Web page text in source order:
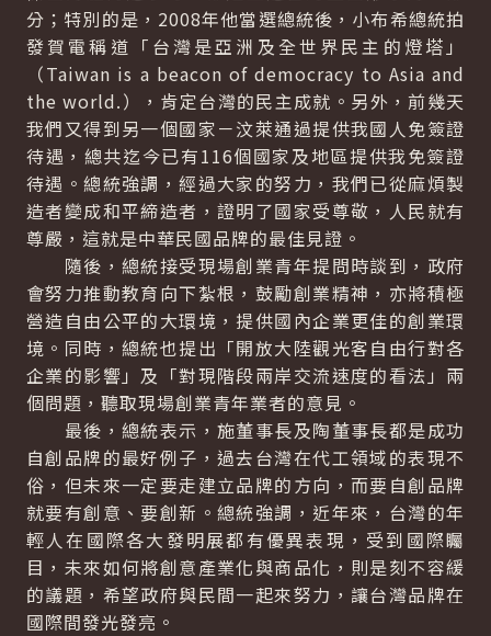
分；特別的是，2008年他當選總統後，小布希總統拍
發賀電稱道「台灣是亞洲及全世界民主的燈塔」
（Taiwan is a beacon of democracy to Asia and
the world.），肯定台灣的民主成就。另外，前幾天
我們又得到另一個國家－汶萊通過提供我國人免簽證
待遇，總共迄今已有116個國家及地區提供我免簽證
待遇。總統強調，經過大家的努力，我們已從麻煩製
造者變成和平締造者，證明了國家受尊敬，人民就有
尊嚴，這就是中華民國品牌的最佳見證。
隨後，總統接受現場創業青年提問時談到，政府
會努力推動教育向下紮根，鼓勵創業精神，亦將積極
營造自由公平的大環境，提供國內企業更佳的創業環
境。同時，總統也提出「開放大陸觀光客自由行對各
企業的影響」及「對現階段兩岸交流速度的看法」兩
個問題，聽取現場創業青年業者的意見。
最後，總統表示，施董事長及陶董事長都是成功
自創品牌的最好例子，過去台灣在代工領域的表現不
俗，但未來一定要走建立品牌的方向，而要自創品牌
就要有創意、要創新。總統強調，近年來，台灣的年
輕人在國際各大發明展都有優異表現，受到國際矚
目，未來如何將創意產業化與商品化，則是刻不容緩
的議題，希望政府與民間一起來努力，讓台灣品牌在
國際間發光發亮。